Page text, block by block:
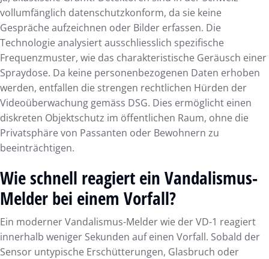
vollumfänglich datenschutzkonform, da sie keine
Gespräche aufzeichnen oder Bilder erfassen. Die
Technologie analysiert ausschliesslich spezifische
Frequenzmuster, wie das charakteristische Geräusch einer
Spraydose. Da keine personenbezogenen Daten erhoben
werden, entfallen die strengen rechtlichen Hürden der
Videoüberwachung gemäss DSG. Dies ermöglicht einen
diskreten Objektschutz im öffentlichen Raum, ohne die
Privatsphäre von Passanten oder Bewohnern zu
beeinträchtigen.
Wie schnell reagiert ein Vandalismus-
Melder bei einem Vorfall?
Ein moderner Vandalismus-Melder wie der VD-1 reagiert
innerhalb weniger Sekunden auf einen Vorfall. Sobald der
Sensor untypische Erschütterungen, Glasbruch oder